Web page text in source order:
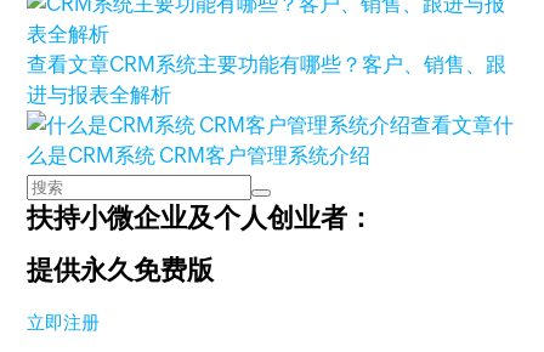
查看文章CRM系统主要功能有哪些？客户、销售、跟
进与报表全解析
查看文章什
么是CRM系统 CRM客户管理系统介绍
扶持小微企业及个人创业者：
提供永久免费版
立即注册